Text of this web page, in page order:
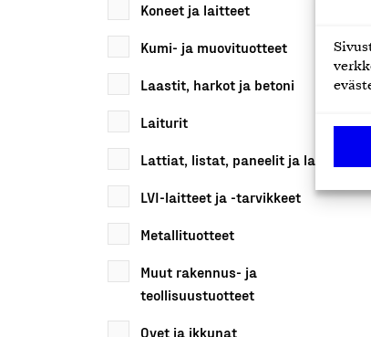
Koneet ja laitteet
Kumi- ja muovituotteet
Laastit, harkot ja betoni
Laiturit
Lattiat, listat, paneelit ja laatat
LVI-laitteet ja -tarvikkeet
Metallituotteet
Muut rakennus- ja
teollisuustuotteet
Ovet ja ikkunat